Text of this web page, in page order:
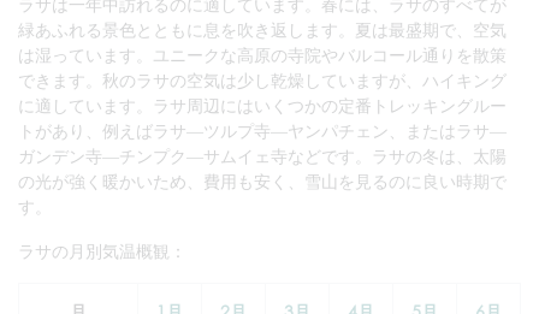
緑あふれる景色とともに息を吹き返します。夏は最盛期で、空気
は湿っています。ユニークな高原の寺院やバルコール通りを散策
できます。秋のラサの空気は少し乾燥していますが、ハイキング
に適しています。ラサ周辺にはいくつかの定番トレッキングルー
トがあり、例えばラサ―ツルプ寺―ヤンパチェン、またはラサ―
ガンデン寺―チンプク―サムイェ寺などです。ラサの冬は、太陽
の光が強く暖かいため、費用も安く、雪山を見るのに良い時期で
す。
ラサの月別気温概観：